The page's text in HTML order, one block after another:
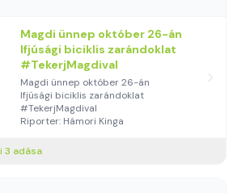
Magdi ünnep október 26-án
Ifjúsági biciklis zarándoklat
#TekerjMagdival
Magdi ünnep október 26-án
Ifjúsági biciklis zarándoklat
#TekerjMagdival
Riporter: Hámori Kinga
3 adása